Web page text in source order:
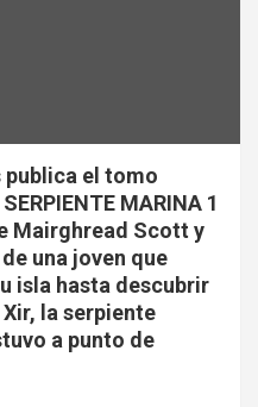
publica el tomo
MARINA 1
Mairghread Scott y
una joven que
isla hasta descubrir
la serpiente
a punto de